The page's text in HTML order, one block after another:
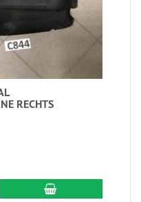
RECHTS